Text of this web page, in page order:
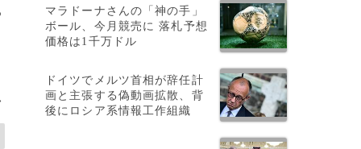
マラドーナさんの「神の手」
ボール、今月競売に 落札予想
価格は1千万ドル
ドイツでメルツ首相が辞任計
画と主張する偽動画拡散、背
後にロシア系情報工作組織